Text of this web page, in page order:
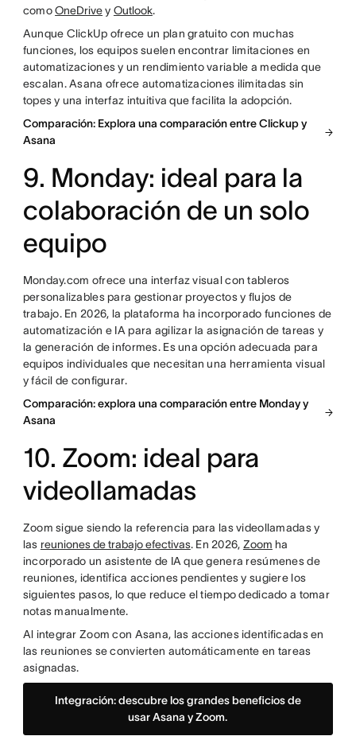
comoOneDrivey Outlook.
Aunque ClickUp ofrece un plan gratuito con muchas
funciones, los equipos suelen encontrar limitaciones en
automatizaciones y un rendimiento variable a medida que
escalan. Asana ofrece automatizaciones ilimitadas sin
topes y una interfaz intuitiva que facilita la adopción.
Comparación: Explora una comparación entre Clickup y
Asana
9. Monday: ideal para la
colaboración de un solo
equipo
Monday.com ofrece una interfaz visual con tableros
personalizables para gestionar proyectos y flujos de
trabajo. En 2026, la plataforma ha incorporado funciones de
automatización e IA para agilizar la asignación de tareas y
la generación de informes. Es una opción adecuada para
equipos individuales que necesitan una herramienta visual
y fácil de configurar.
Comparación: explora una comparación entre Monday y
Asana
10. Zoom: ideal para
videollamadas
Zoom sigue siendo la referencia para las videollamadas y
las reuniones de trabajo efectivas. En 2026, Zoom ha
incorporado un asistente de IA que genera resúmenes de
reuniones, identifica acciones pendientes y sugiere los
siguientes pasos, lo que reduce el tiempo dedicado a tomar
notas manualmente.
Al integrar Zoom con Asana, las acciones identificadas en
las reuniones se convierten automáticamente en tareas
asignadas.
Integración: descubre los grandes beneficios de
usar Asana y Zoom.